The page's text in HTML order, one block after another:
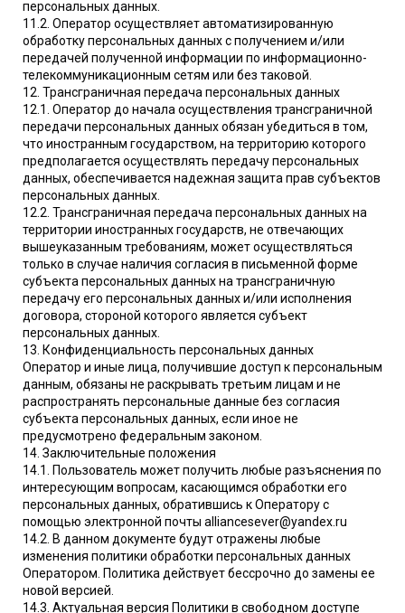
персональных данных.
11.2. Оператор осуществляет автоматизированную
обработку персональных данных с получением и/или
передачей полученной информации по информационно-
телекоммуникационным сетям или без таковой.
12. Трансграничная передача персональных данных
12.1. Оператор до начала осуществления трансграничной
передачи персональных данных обязан убедиться в том,
что иностранным государством, на территорию которого
предполагается осуществлять передачу персональных
данных, обеспечивается надежная защита прав субъектов
персональных данных.
12.2. Трансграничная передача персональных данных на
территории иностранных государств, не отвечающих
вышеуказанным требованиям, может осуществляться
только в случае наличия согласия в письменной форме
субъекта персональных данных на трансграничную
передачу его персональных данных и/или исполнения
договора, стороной которого является субъект
персональных данных.
13. Конфиденциальность персональных данных
Оператор и иные лица, получившие доступ к персональным
данным, обязаны не раскрывать третьим лицам и не
распространять персональные данные без согласия
субъекта персональных данных, если иное не
предусмотрено федеральным законом.
14. Заключительные положения
14.1. Пользователь может получить любые разъяснения по
интересующим вопросам, касающимся обработки его
персональных данных, обратившись к Оператору с
помощью электронной почты alliancesever@yandex.ru
14.2. В данном документе будут отражены любые
изменения политики обработки персональных данных
Оператором. Политика действует бессрочно до замены ее
новой версией.
14.3. Актуальная версия Политики в свободном доступе